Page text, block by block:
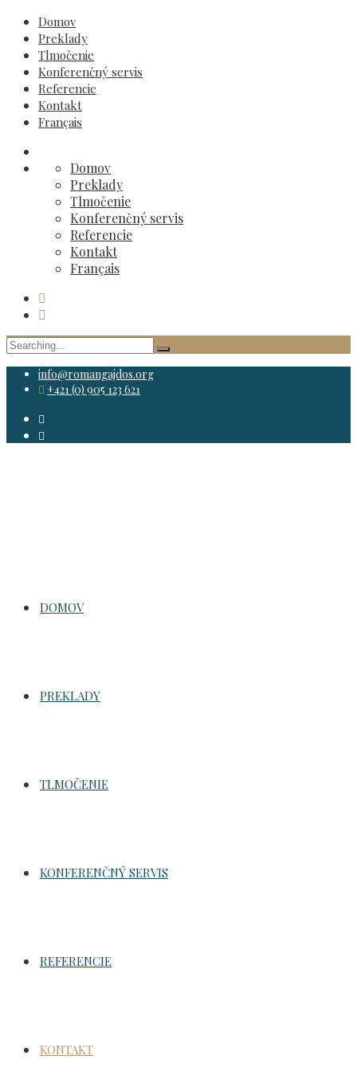
Domov
Preklady
Tlmočenie
Konferenčný servis
Referencie
Kontakt
Français
Domov
Preklady
Tlmočenie
Konferenčný servis
Referencie
Kontakt
Français
Search
info@romangajdos.org
+421 (0) 905 123 621
DOMOV
PREKLADY
TLMOČENIE
KONFERENČNÝ SERVIS
REFERENCIE
KONTAKT